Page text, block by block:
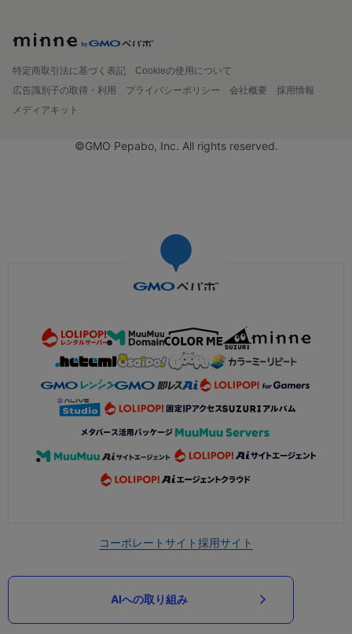
特定商取引法に基づく表記
Cookieの使用について
広告識別子の取得・利用
プライバシーポリシー 会社概要
採用情報
メディアキット
©GMO Pepabo, Inc. All rights reserved.
コーポレートサイト採用サイト
AIへの取り組み